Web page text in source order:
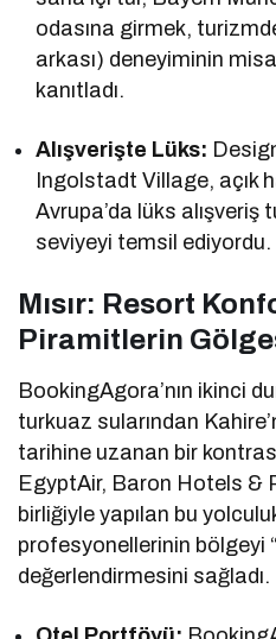
odasına girmek,
arkası) deneyiminin
kanıtladı.
Alışverişte Lüks:
Ingolstadt Village, açık
Avrupa’da lüks alışveriş
seviyeyi temsil ediyordu.
Mısır: Resort
Piramitlerin
BookingAgora’nın ikinci
turkuaz sularından
tarihine uzanan bir
EgyptAir, Baron Hotels &
birliğiyle yapılan bu
profesyonellerinin bölgeyi
değerlendirmesini sağladı.